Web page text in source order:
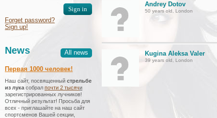
Forget password?
Sign up!
All news
News
Первая 1000 человек!
Наш сайт, посвященный стрельбе
из лука собрал почти 2 тысячи
зарегистрированных лучников!
Отличный результат! Просьба для
всех - приглашайте на наш сайт
спортсменов Вашей секции,
Andrey Dotov
50 years old, London
Kugina Aleksa Valer
39 years old, London